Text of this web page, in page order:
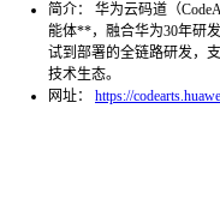
简介：
华为云码道（
能体**，融合华为30年研
试到部署的全链路研发，
技术生态。
网址：
https://